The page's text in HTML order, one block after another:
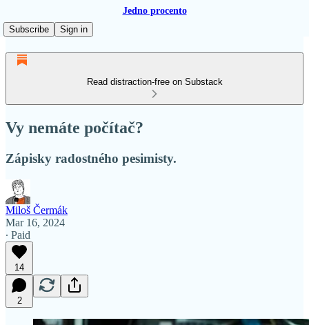
Jedno procento
Subscribe
Sign in
Read distraction-free on Substack
Vy nemáte počítač?
Zápisky radostného pesimisty.
Miloš Čermák
Mar 16, 2024
∙ Paid
14
2